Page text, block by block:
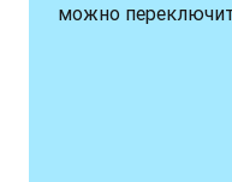
можно